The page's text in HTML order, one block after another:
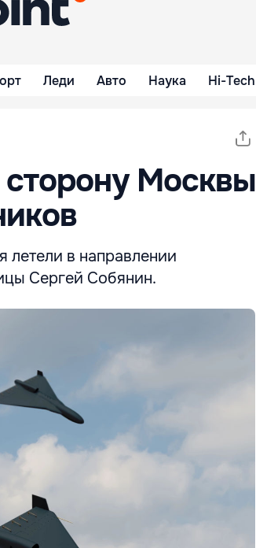
Леди Авто Наука Hi-Tech
сторону Москвы
летели в направлении
Сергей Собянин.